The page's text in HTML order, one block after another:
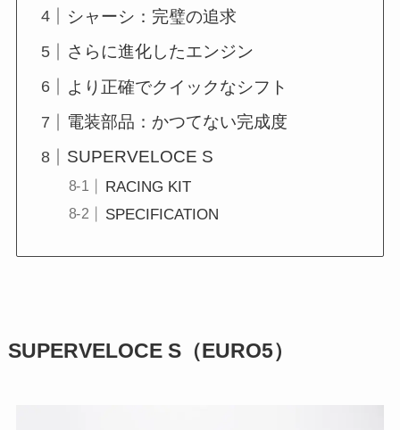
シャーシ：完璧の追求
さらに進化したエンジン
より正確でクイックなシフト
電装部品：かつてない完成度
SUPERVELOCE S
RACING KIT
SPECIFICATION
SUPERVELOCE S（EURO5）